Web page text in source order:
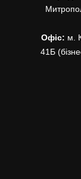
Офіс: м.
41Б